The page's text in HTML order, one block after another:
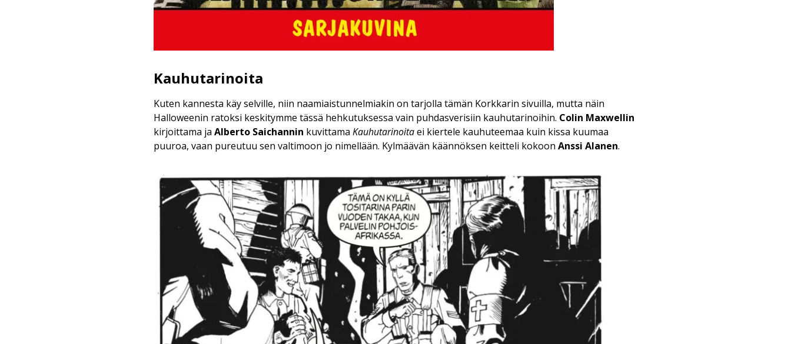
Kauhutarinoita
Kuten kannesta käy selville, niin naamiaistunnelmiakin on tarjolla tämän Korkkarin sivuilla, mutta näin
Halloweenin ratoksi keskitymme tässä hehkutuksessa vain puhdasverisiin kauhutarinoihin. Colin Maxwellin
kirjoittama jaAlberto Saichannin kuvittamaKauhutarinoitaei kiertele kauhuteemaa kuin kissa kuumaa
puuroa, vaan pureutuu sen valtimoon jo nimellään. Kylmäävän käännöksen keitteli kokoonAnssi Alanen.